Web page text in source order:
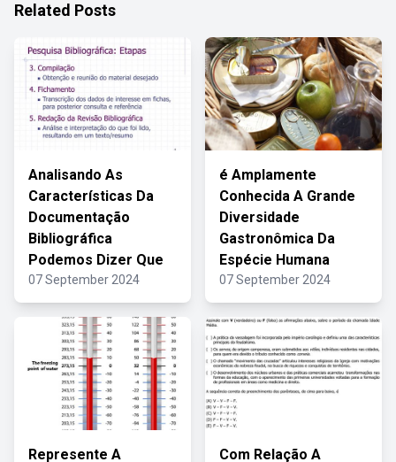
Related Posts
Analisando As
Características Da
Documentação
Bibliográfica
Podemos Dizer Que
07 September 2024
é Amplamente
Conhecida A Grande
Diversidade
Gastronômica Da
Espécie Humana
07 September 2024
Represente A Com Relação A